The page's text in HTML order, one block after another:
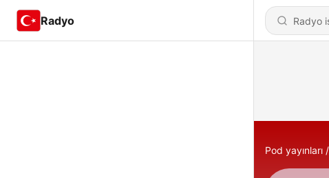
Radyo
Pod yayınları